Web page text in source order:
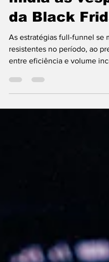
mídia às
da Black
As estratégias full-funnel se
resistentes no período, ao